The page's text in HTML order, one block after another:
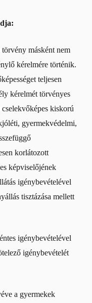
másként nem
kérelmére történik.
teljesen
kérelmét törvényes
kiskorú
gyermekvédelmi,
korlátozott
képviselőjének
igénybevételével
tisztázása mellett
igénybevételével
igénybevételét
a gyermekek